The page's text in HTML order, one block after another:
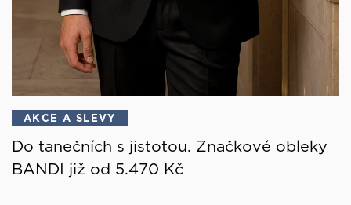
AKCE A SLEVY
Do tanečních s jistotou. Značkové obleky
BANDI již od 5.470 Kč